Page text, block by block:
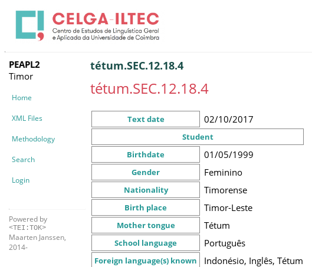
PEAPL2
Timor
Home
XML Files
Methodology
Search
Login
Powered by
<TEI:TOK>
Maarten Janssen,
2014-
tétum.SEC.12.18.4
tétum.SEC.12.18.4
Text date 02/10/2017
Student
Birthdate
01/05/1999
Gender Feminino
Nationality Timorense
Birth place Timor-Leste
Mother tongue Tétum
School language Português
Foreign language(s) known Indonésio, Inglês, Tétum